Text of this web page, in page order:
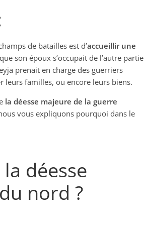
de batailles est d’accueillir une
son époux s’occupait de l’autre partie
prenait en charge des guerriers
leurs familles, ou encore leurs biens.
la déesse majeure de la guerre
vous expliquons pourquoi dans le
déesse
nord ?